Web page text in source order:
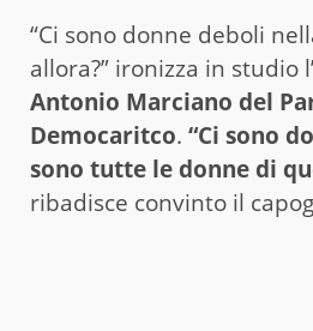
“Ci sono donne deboli
allora?” ironizza in studio
Antonio Marciano del
Democaritco. “Ci sono
sono tutte le donne di
ribadisce convinto il